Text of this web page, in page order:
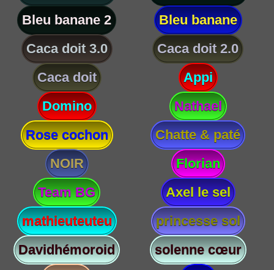
Bleu banane 2
Bleu banane
Caca doit 3.0
Caca doit 2.0
Caca doit
Appi
Domino
Nathael
Rose cochon
Chatte & paté
NOIR
Florian
Team BG
Axel le sel
mathieuteuteu
princesse sol
Davidhémoroid
solenne cœur